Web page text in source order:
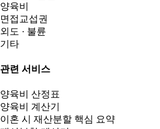
양육비
면접교섭권
외도 · 불륜
기타
관련 서비스
양육비 산정표
양육비 계산기
이혼 시 재산분할 핵심 요약